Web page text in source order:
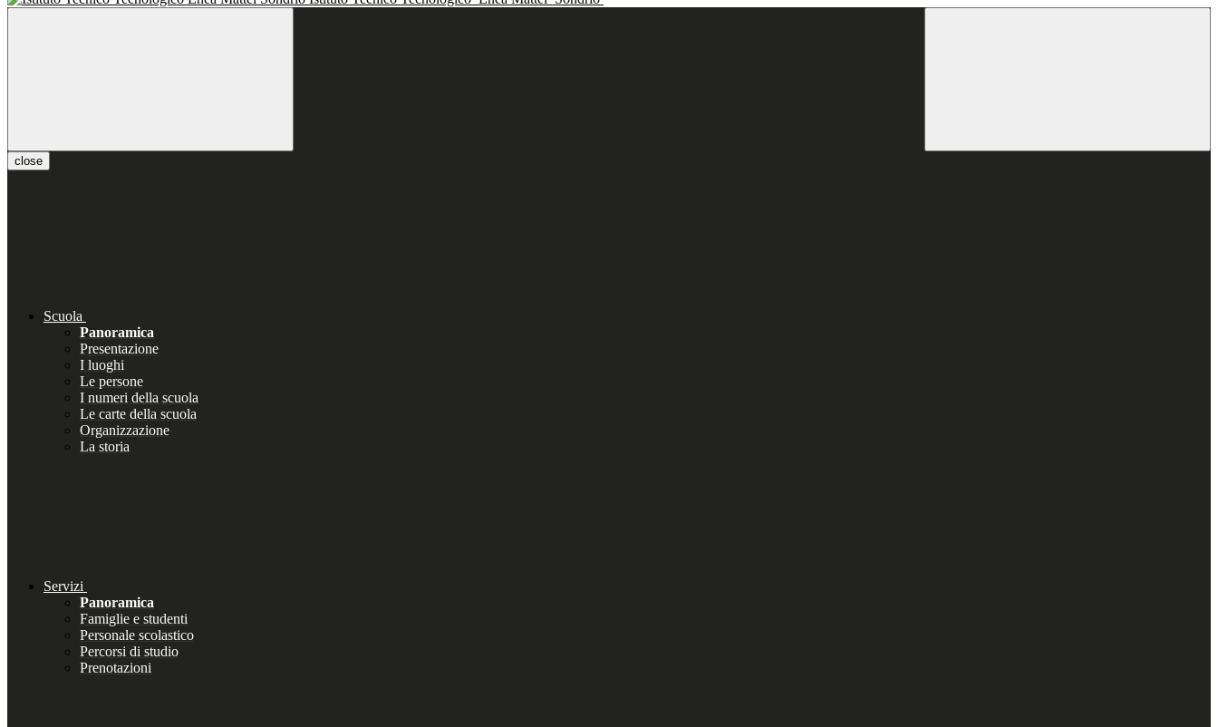
close
Scuola
Panoramica
Presentazione
I luoghi
Le persone
I numeri della scuola
Le carte della scuola
Organizzazione
La storia
Servizi
Panoramica
Famiglie e studenti
Personale scolastico
Percorsi di studio
Prenotazioni